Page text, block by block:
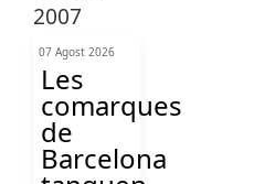
07 Agost 2026
Les
comarques
de
Barcelona